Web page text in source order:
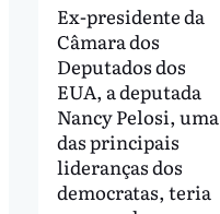
Ex-presidente da
Câmara dos
Deputados dos
EUA, a deputada
Nancy Pelosi, uma
das principais
lideranças dos
democratas, teria